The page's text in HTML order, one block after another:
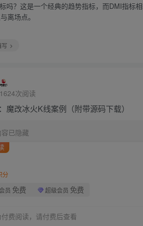
吗？这是一个经典的趋势指标，而DMI指标
离场点。
1624次阅读
魔改冰火K线案例（附带源码下载）
已隐藏
分
员 免费 超级会员 免费
费阅读，请付费后查看